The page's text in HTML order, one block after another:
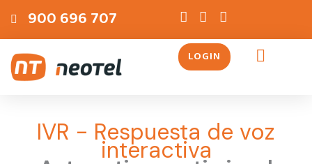
900 696 707
LOGIN
IVR - Respuesta de voz
interactiva